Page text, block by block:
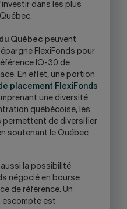
dans les plus
Québec peuvent
FlexiFonds pour
IQ-30 de
En effet, une portion
placement FlexiFonds
une diversité
québécoise, les
permettent de diversifier
soutenant le Québec
la possibilité
négocié en bourse
de référence. Un
escompte est